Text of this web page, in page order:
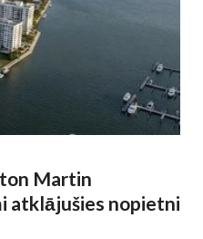
Martin
atklājušies nopietni